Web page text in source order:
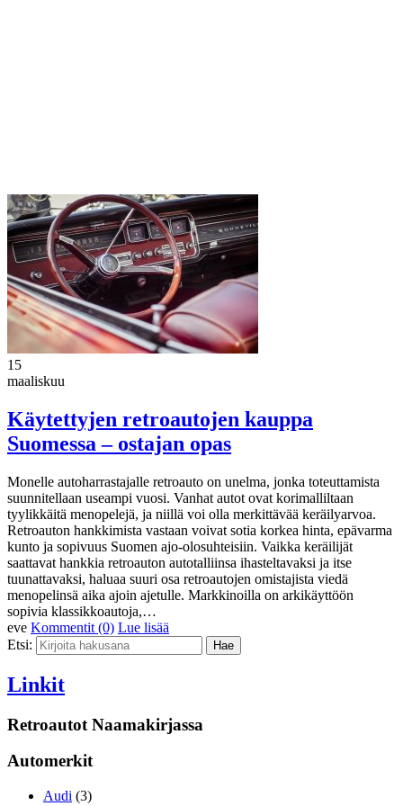
15
maaliskuu
Käytettyjen retroautojen kauppa
Suomessa – ostajan opas
Monelle autoharrastajalle retroauto on unelma, jonka toteuttamista
suunnitellaan useampi vuosi. Vanhat autot ovat korimalliltaan
tyylikkäitä menopelejä, ja niillä voi olla merkittävää keräilyarvoa.
Retroauton hankkimista vastaan voivat sotia korkea hinta, epävarma
kunto ja sopivuus Suomen ajo-olosuhteisiin. Vaikka keräilijät
saattavat hankkia retroauton autotalliinsa ihasteltavaksi ja itse
tuunattavaksi, haluaa suuri osa retroautojen omistajista viedä
menopelinsä aika ajoin ajetulle. Markkinoilla on arkikäyttöön
sopivia klassikkoautoja,…
eve Kommentit (0) Lue lisää
Etsi:
Linkit
Retroautot Naamakirjassa
Automerkit
Audi (3)